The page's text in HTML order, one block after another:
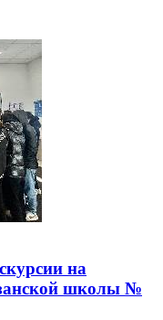
на
школы №